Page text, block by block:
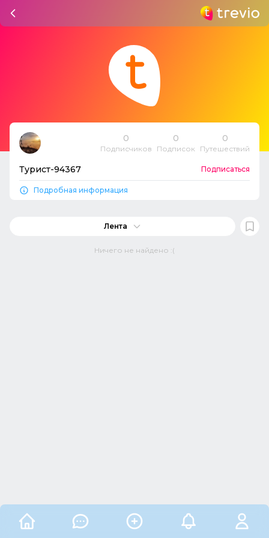
0
Подписчиков
0
Подписок
0
Путешествий
Турист-94367 Подписаться
Подробная информация
Лента
Ничего не найдено :(